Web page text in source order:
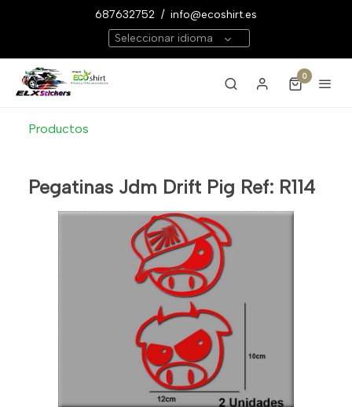
687632752 / info@ecoshirt.es
Seleccionar idioma
0
Productos
Pegatinas Jdm Drift Pig Ref: R114